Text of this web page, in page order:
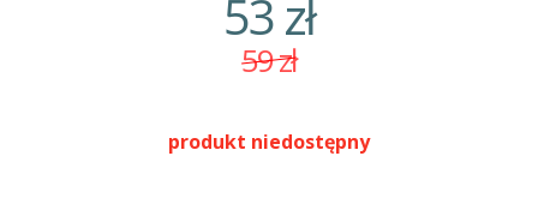
53zł
59zł
produkt niedostępny